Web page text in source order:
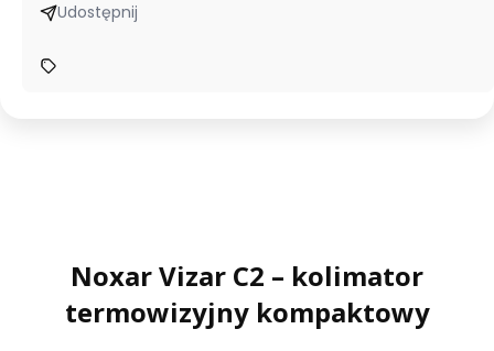
Udostępnij
Noxar Vizar C2 – kolimator
termowizyjny kompaktowy